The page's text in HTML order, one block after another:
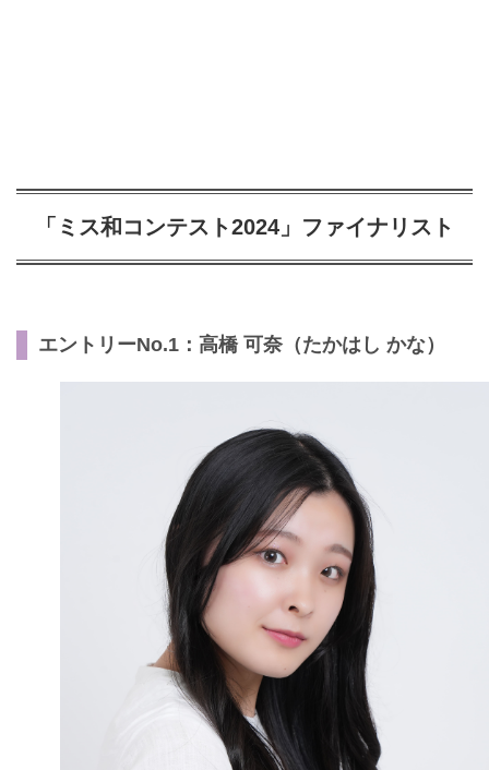
「ミス和コンテスト2024」ファイナリスト
エントリーNo.1：高橋 可奈（たかはし かな）